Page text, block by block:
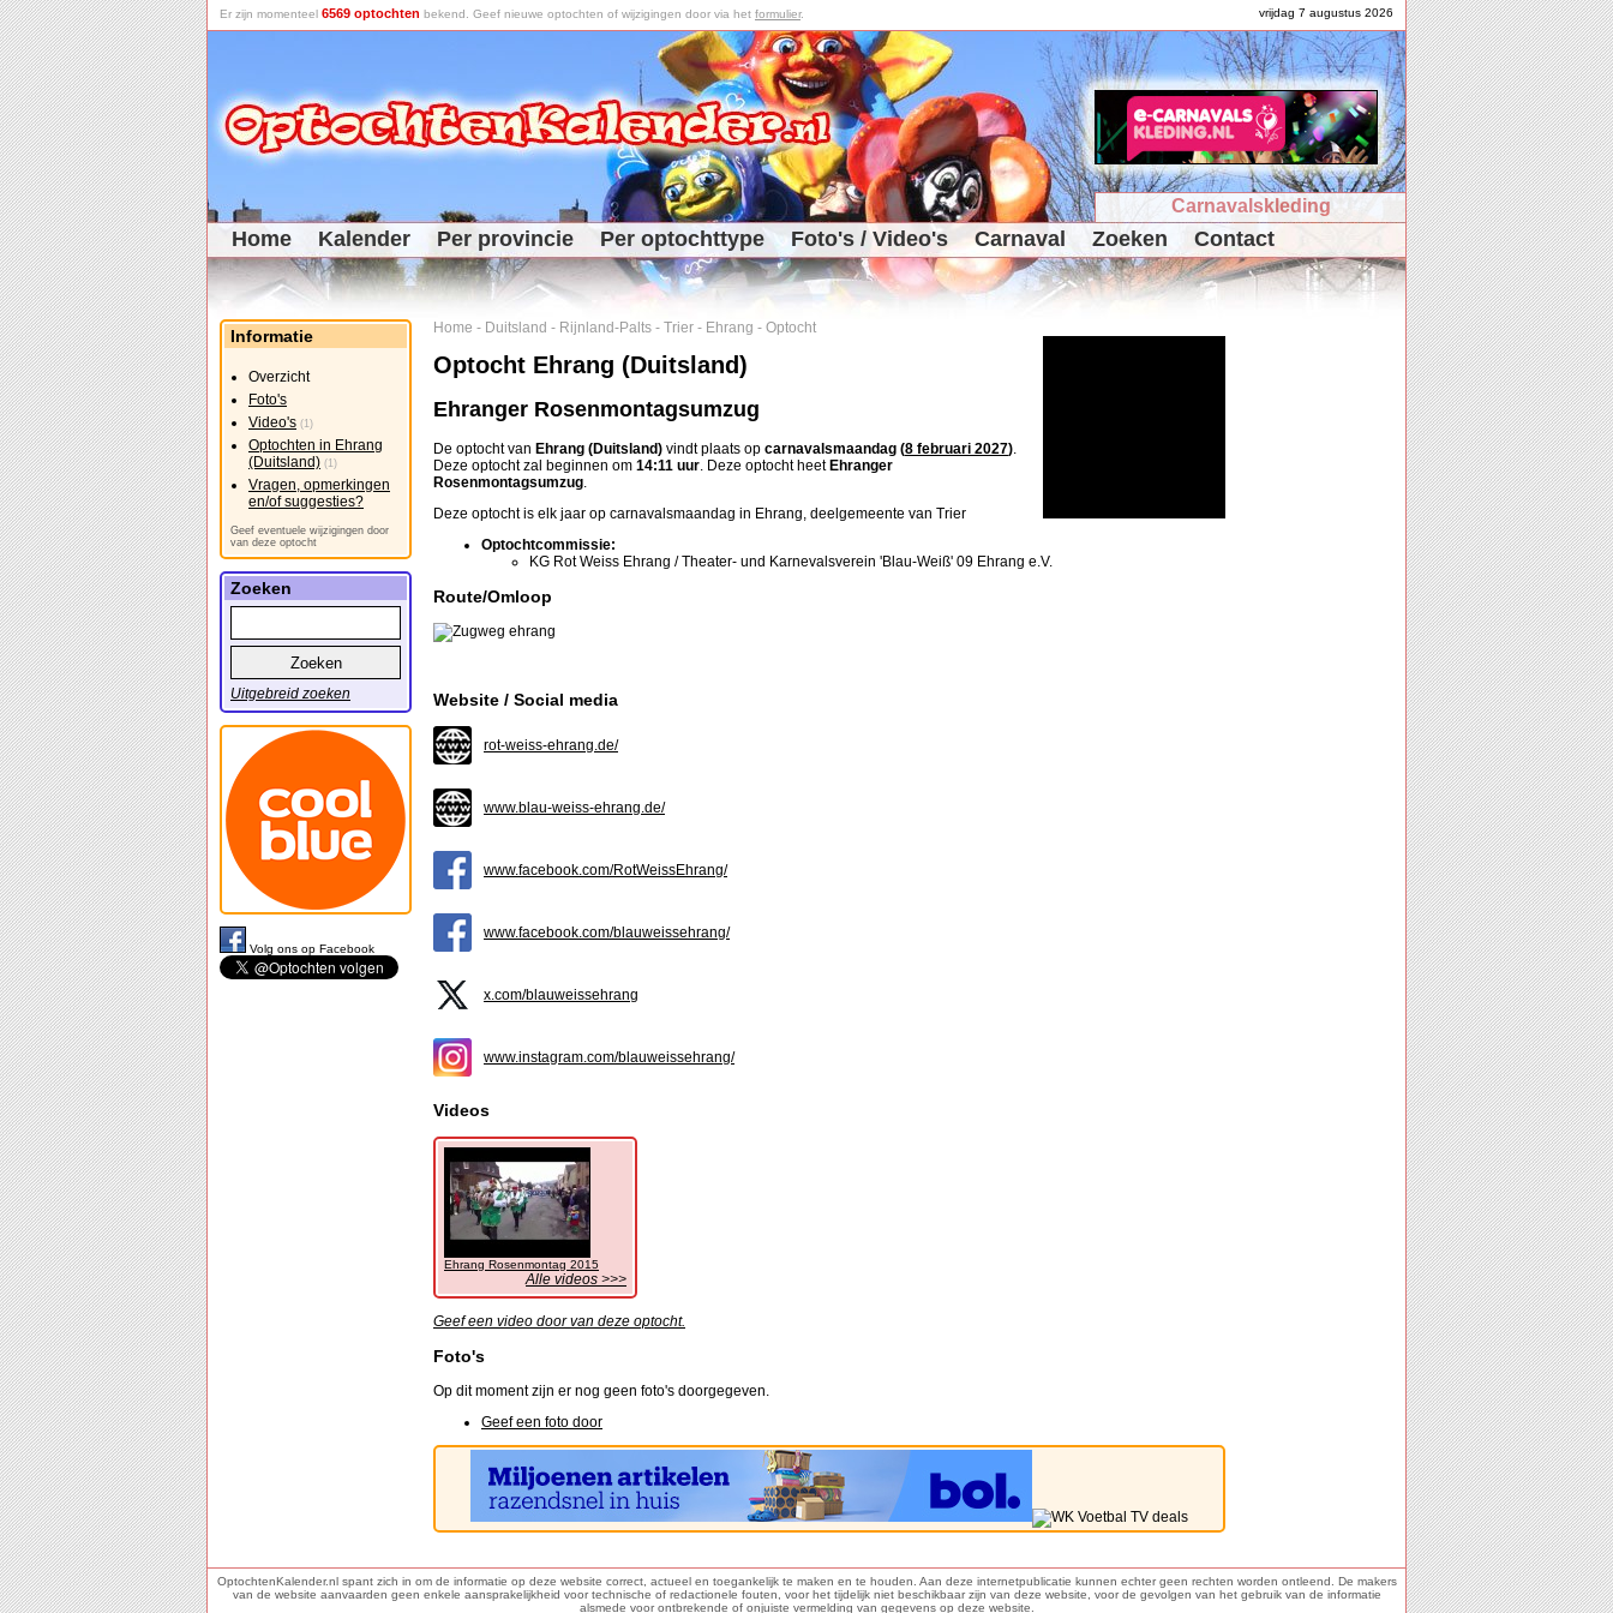
vrijdag 7 augustus 2026
Er zijn momenteel 6569 optochten bekend. Geef nieuwe optochten of wijzigingen door via het formulier.
Carnavalskleding
Home Kalender Per provincie Per optochttype Foto's / Video's Carnaval Zoeken Contact
Home - Duitsland - Rijnland-Palts - Trier - Ehrang - Optocht
Optocht Ehrang (Duitsland)
Ehranger Rosenmontagsumzug
De optocht van Ehrang (Duitsland) vindt plaats op carnavalsmaandag (8 februari 2027).
Deze optocht zal beginnen om 14:11 uur. Deze optocht heet Ehranger
Rosenmontagsumzug.
Deze optocht is elk jaar op carnavalsmaandag in Ehrang, deelgemeente van Trier
Optochtcommissie:
KG Rot Weiss Ehrang / Theater- und Karnevalsverein 'Blau-Weiß' 09 Ehrang e.V.
Route/Omloop
Website / Social media
rot-weiss-ehrang.de/
www.blau-weiss-ehrang.de/
www.facebook.com/RotWeissEhrang/
www.facebook.com/blauweissehrang/
x.com/blauweissehrang
www.instagram.com/blauweissehrang/
Videos
Ehrang Rosenmontag 2015
Alle videos >>>
Geef een video door van deze optocht.
Foto's
Op dit moment zijn er nog geen foto's doorgegeven.
Geef een foto door
Informatie
Overzicht
Foto's
Video's (1)
Optochten in Ehrang
(Duitsland) (1)
Vragen, opmerkingen
en/of suggesties?
Geef eventuele wijzigingen door
van deze optocht
Zoeken
Uitgebreid zoeken
Volg ons op Facebook
OptochtenKalender.nl spant zich in om de informatie op deze website correct, actueel en toegankelijk te maken en te houden. Aan deze internetpublicatie kunnen echter geen rechten worden ontleend. De makers
van de website aanvaarden geen enkele aansprakelijkheid voor technische of redactionele fouten, voor het tijdelijk niet beschikbaar zijn van deze website, voor de gevolgen van het gebruik van de informatie
alsmede voor ontbrekende of onjuiste vermelding van gegevens op deze website.